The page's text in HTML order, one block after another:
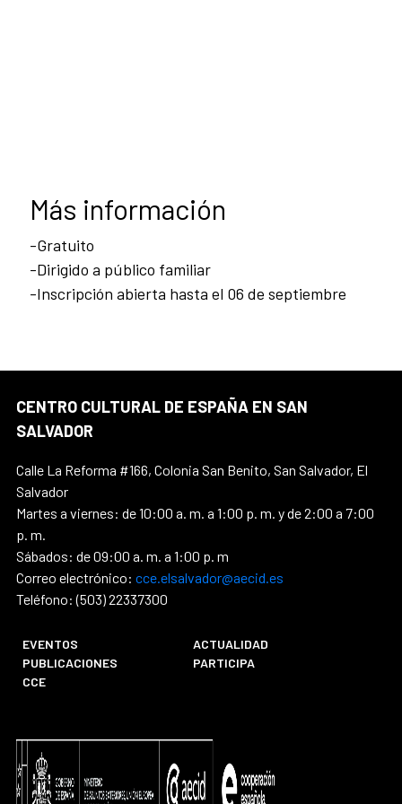
Más información
-Gratuito
-Dirigido a público familiar
-Inscripción abierta hasta el 06 de septiembre
CENTRO CULTURAL DE ESPAÑA EN SAN
SALVADOR
Calle La Reforma #166, Colonia San Benito, San Salvador, El
Salvador
Martes a viernes: de 10:00 a. m. a 1:00 p. m. y de 2:00 a 7:00
p. m.
Sábados: de 09:00 a. m. a 1:00 p. m
Correo electrónico: cce.elsalvador@aecid.es
Teléfono: (503) 22337300
EVENTOS
ACTUALIDAD
PUBLICACIONES
PARTICIPA
CCE